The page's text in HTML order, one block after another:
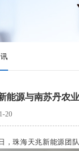
能源与南苏丹农
20
，珠海天兆新能源团